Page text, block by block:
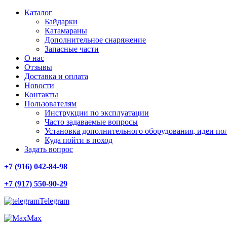
Каталог
Байдарки
Катамараны
Дополнительное снаряжение
Запасные части
О нас
Отзывы
Доставка и оплата
Новости
Контакты
Пользователям
Инструкции по эксплуатации
Часто задаваемые вопросы
Установка дополнительного оборудования, идеи
Куда пойти в поход
Задать вопрос
+7 (916) 042-84-98
+7 (917) 550-90-29
Telegram
Max